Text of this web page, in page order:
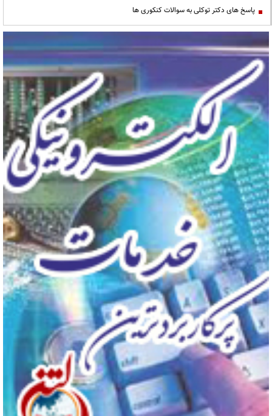
پاسخ های دکتر توکلی به سوالات کنکوری ها